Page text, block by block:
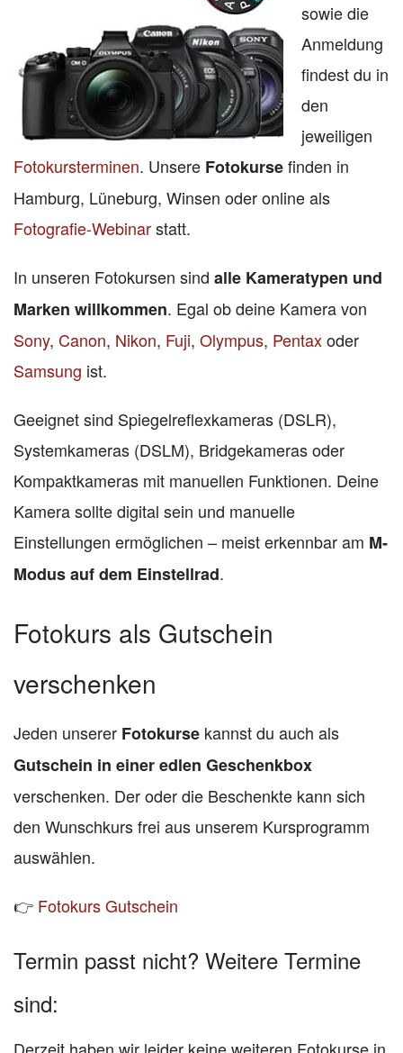
sowie die
Anmeldung
findest du in
den
jeweiligen
Fotokursterminen. Unsere Fotokursefinden in
Hamburg, Lüneburg, Winsen oder online als
Fotografie-Webinarstatt.
In unseren Fotokursen sind alle Kameratypen und
Marken willkommen. Egal ob deine Kamera von
Sony, Canon, Nikon, Fuji, Olympus, Pentaxoder
Samsung ist.
Geeignet sind Spiegelreflexkameras (DSLR),
Systemkameras (DSLM), Bridgekameras oder
Kompaktkameras mit manuellen Funktionen. Deine
Kamera sollte digital sein und manuelle
Einstellungen ermöglichen – meist erkennbar am M-
Modus auf dem Einstellrad.
Fotokurs als Gutschein
verschenken
Jeden unserer Fotokurse kannst du auch als
Gutschein in einer edlen Geschenkbox
verschenken. Der oder die Beschenkte kann sich
den Wunschkurs frei aus unserem Kursprogramm
auswählen.
👉 Fotokurs Gutschein
Termin passt nicht? Weitere Termine
sind: